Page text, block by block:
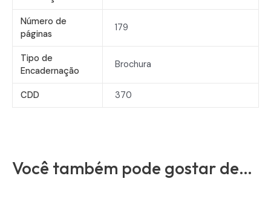
Número de
páginas
179
Tipo de
Encadernação
Brochura
CDD 370
Você também pode gostar de…